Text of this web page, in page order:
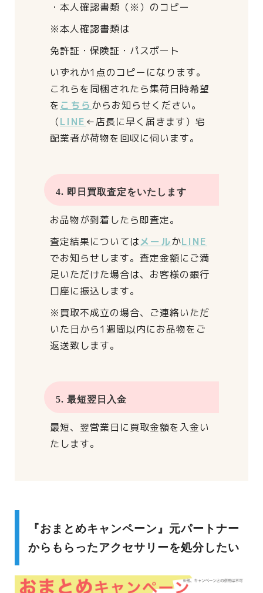
・本人確認書類（※）のコピー
※本人確認書類は
免許証・保険証・パスポート
いずれか1点のコピーになります。
これらを同梱されたら集荷日時希望
を こちら からお知らせください。
（LINE ←店長に早く届きます） 宅
配業者が荷物を回収に伺います。
4. 即日買取査定をいたします
お品物が到着したら即査定。
査定結果についてはメールかLINE
でお知らせします。 査定金額にご満
足いただけた場合は、 お客様の銀行
口座に振込します。
※買取不成立の場合、 ご連絡いただ
いた日から1週間以内にお品物をご
返送致します。
5. 最短翌日入金
最短、翌営業日に買取金額を入金い
たします。
『おまとめキャンペーン』元パートナー
からもらったアクセサリーを処分したい